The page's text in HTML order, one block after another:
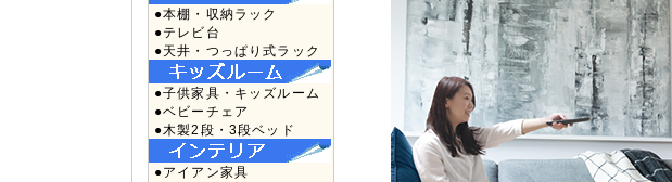
●本棚・収納ラック
●テレビ台
●天井・つっぱり式ラック
●子供家具・キッズルーム
●ベビーチェア
●木製2段・3段ベッド
●アイアン家具